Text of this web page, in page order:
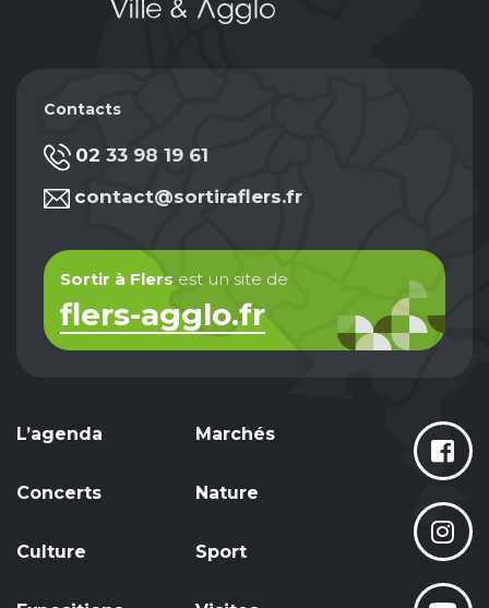
Contacts
02 33 98 19 61
contact@sortiraflers.fr
Sortir à Flers est un site de
flers-agglo.fr
L’agenda
Concerts
Culture
Marchés
Nature
Sport